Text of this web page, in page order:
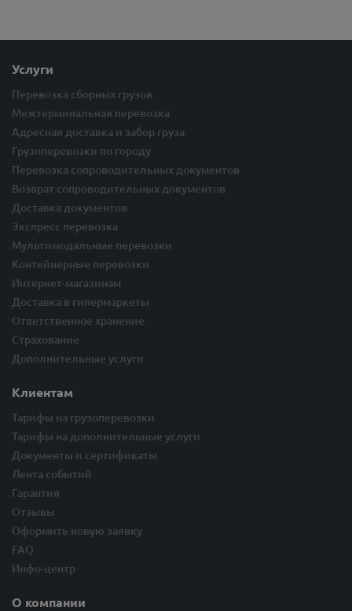
Услуги
Перевозка сборных грузов
Межтерминальная перевозка
Адресная доставка и забор груза
Грузоперевозки по городу
Перевозка сопроводительных документов
Возврат сопроводительных документов
Доставка документов
Экспресс перевозка
Мультимодальные перевозки
Контейнерные перевозки
Интернет-магазинам
Доставка в гипермаркеты
Ответственное хранение
Страхование
Дополнительные услуги
Клиентам
Тарифы на грузоперевозки
Тарифы на дополнительные услуги
Документы и сертификаты
Лента событий
Гарантия
Отзывы
Оформить новую заявку
FAQ
Инфо-центр
О компании